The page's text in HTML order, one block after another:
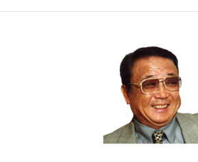
AI 創業者
リーダーシップ 入門篇